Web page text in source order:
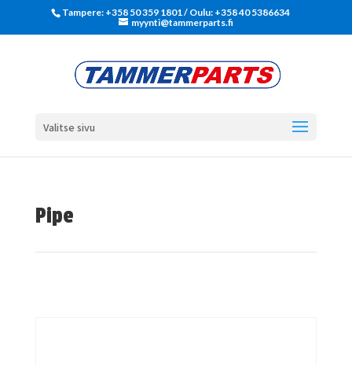
Tampere: +358 50 359 1801‬ / Oulu: +358 40 5386634
myynti@tammerparts.fi
Valitse sivu
Pipe